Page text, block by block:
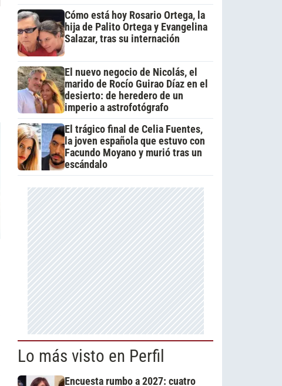
Cómo está hoy Rosario Ortega, la
hija de Palito Ortega y Evangelina
Salazar, tras su internación
El nuevo negocio de Nicolás, el
marido de Rocío Guirao Díaz en el
desierto: de heredero de un
imperio a astrofotógrafo
El trágico final de Celia Fuentes,
la joven española que estuvo con
Facundo Moyano y murió tras un
escándalo
Lo más visto en Perfil
Encuesta rumbo a 2027: cuatro